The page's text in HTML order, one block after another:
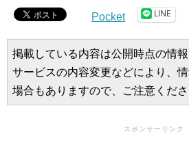
Pocket LINE
掲載している内容は公開時点の情
サービスの内容変更などにより、
場合もありますので、ご注意くださ
スポンサーリンク